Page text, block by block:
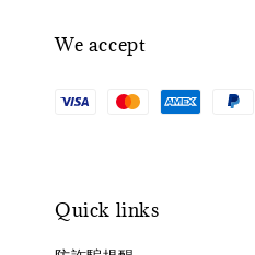
We accept
Quick links